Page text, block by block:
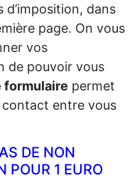
dans
page. On vous
vos
de pouvoir vous
formulaire permet
contact entre vous
DE NON
POUR 1 EURO